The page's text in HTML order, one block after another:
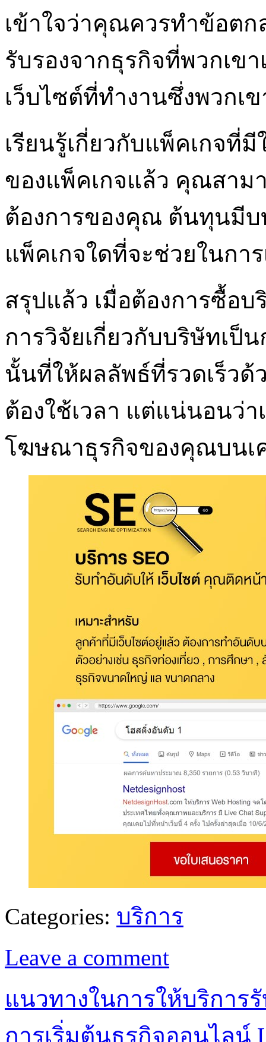
เข้าใจว่าคุณควรทำข้อต
รับรองจากธุรกิจที่พวกเข
เว็บไซต์ที่ทำงานซึ่งพวกเ
เรียนรู้เกี่ยวกับแพ็คเกจที่
ของแพ็คเกจแล้ว คุณสาม
ต้องการของคุณ ต้นทุนมี
แพ็คเกจใดที่จะช่วยในกา
สรุปแล้ว เมื่อต้องการซื้อบ
การวิจัยเกี่ยวกับบริษัทเป็
นั้นที่ให้ผลลัพธ์ที่รวดเร็วด้
ต้องใช้เวลา แต่แน่นอนว่
โฆษณาธุรกิจของคุณบนเ
Categories: บริการ
Leave a comment
แนวทางในการให้บริการ
การเริ่มต้นธุรกิจออนไลน์